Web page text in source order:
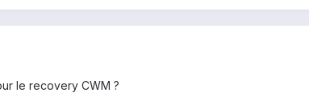
le recovery CWM ?